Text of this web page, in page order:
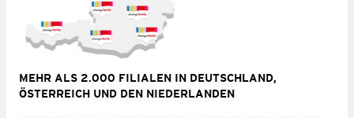
MEHR ALS 2.000 FILIALEN IN DEUTSCHLAND,
ÖSTERREICH UND DEN NIEDERLANDEN